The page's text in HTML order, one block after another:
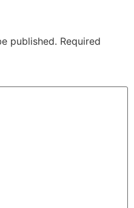
published. Required